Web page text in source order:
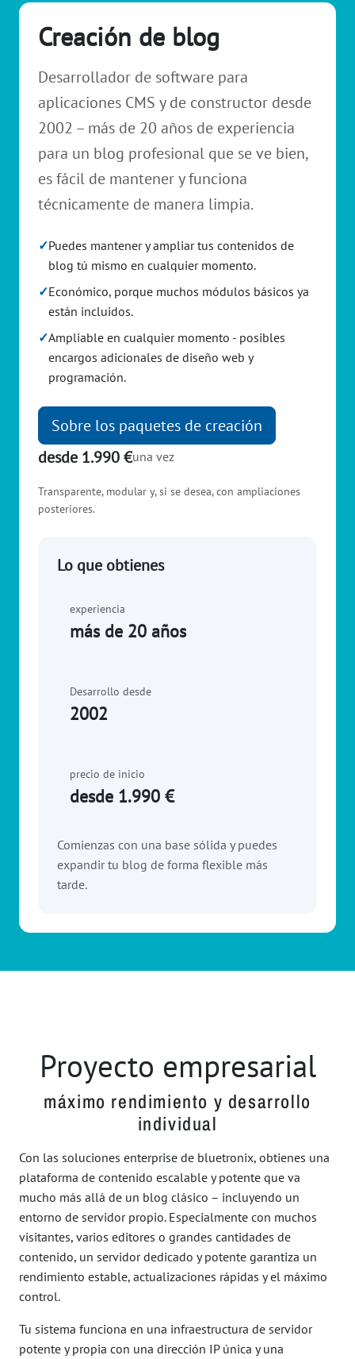
Creación de blog
Desarrollador de software para
aplicaciones CMS y de constructor desde
2002 – más de 20 años de experiencia
para un blog profesional que se ve bien,
es fácil de mantener y funciona
técnicamente de manera limpia.
✓Puedes mantener y ampliar tus contenidos de
blog tú mismo en cualquier momento.
✓Económico, porque muchos módulos básicos ya
están incluidos.
✓Ampliable en cualquier momento - posibles
encargos adicionales de diseño web y
programación.
Sobre los paquetes de creación
desde 1.990 €una vez
Transparente, modular y, si se desea, con ampliaciones
posteriores.
Lo que obtienes
experiencia
más de 20 años
Desarrollo desde
2002
precio de inicio
desde 1.990 €
Comienzas con una base sólida y puedes
expandir tu blog de forma flexible más
tarde.
Proyecto empresarial
máximo rendimiento y desarrollo
individual
Con las soluciones enterprise de bluetronix, obtienes una
plataforma de contenido escalable y potente que va
mucho más allá de un blog clásico – incluyendo un
entorno de servidor propio. Especialmente con muchos
visitantes, varios editores o grandes cantidades de
contenido, un servidor dedicado y potente garantiza un
rendimiento estable, actualizaciones rápidas y el máximo
control.
Tu sistema funciona en una infraestructura de servidor
potente y propia con una dirección IP única y una